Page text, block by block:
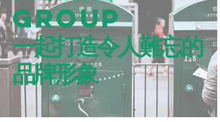
Group
一起打造令人難忘的
品牌形象